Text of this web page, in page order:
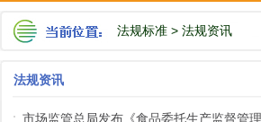
法规标准 > 法规资讯
法规资讯
市场监管总局发布《食品委托生产监督管